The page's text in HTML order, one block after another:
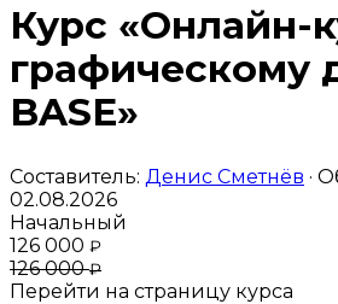
Курс «Онлайн-
графическому
BASE»
Составитель: Денис Сметнёв ·
02.08.2026
Начальный
126 000 ₽
126 000₽
Перейти на страницу курса